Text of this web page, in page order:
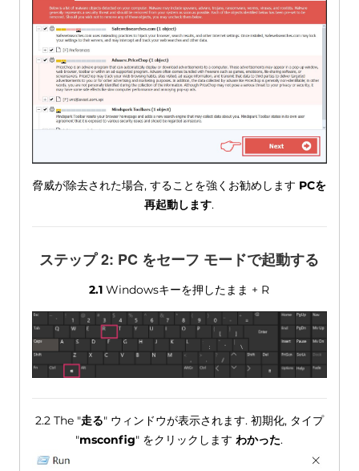
脅威が除去された場合, することを強くお勧めします PCを
再起動します.
ステップ 2: PC をセーフ モードで起動する
2.1 Windowsキーを押したまま + R
2.2 The "走る" ウィンドウが表示されます. 初期化, タイプ
"msconfig" をクリックしますわかった.